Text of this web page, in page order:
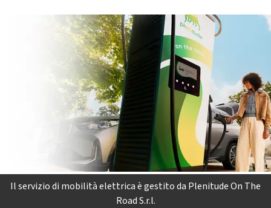
Il servizio di mobilità elettrica è gestito da Plenitude On The
Road S.r.l.